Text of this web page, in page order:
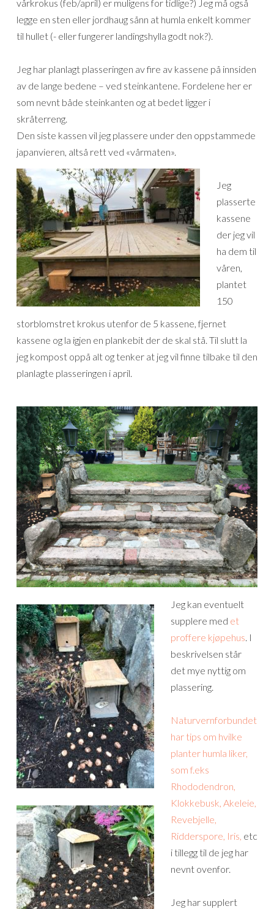
vårkrokus (feb/april) er muligens for tidlige?) Jeg må også
legge en sten eller jordhaug sånn at humla enkelt kommer
til hullet (- eller fungerer landingshylla godt nok?).
Jeg har planlagt plasseringen av fire av kassene på innsiden
av de lange bedene – ved steinkantene. Fordelene her er
som nevnt både steinkanten og at bedet ligger i
skråterreng.
Den siste kassen vil jeg plassere under den oppstammede
japanvieren, altså rett ved «vårmaten».
Jeg
plasserte
kassene
der jeg vil
ha dem til
våren,
plantet
150
storblomstret krokus utenfor de 5 kassene, fjernet
kassene og la igjen en plankebit der de skal stå. Til slutt la
jeg kompost oppå alt og tenker at jeg vil finne tilbake til den
planlagte plasseringen i april.
Jeg kan eventuelt
supplere med et
proffere kjøpehus. I
beskrivelsen står
det mye nyttig om
plassering.
Naturvernforbundet
har tips om hvilke
planter humla liker,
som f.eks
Rhododendron,
Klokkebusk, Akeleie,
Revebjelle,
Ridderspore, Iris, etc
i tillegg til de jeg har
nevnt ovenfor.
Jeg har supplert